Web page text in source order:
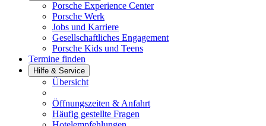
Porsche Experience Center
Porsche Werk
Jobs und Karriere
Gesellschaftliches Engagement
Porsche Kids und Teens
Termine finden
Hilfe & Service
Übersicht
Öffnungszeiten & Anfahrt
Häufig gestellte Fragen